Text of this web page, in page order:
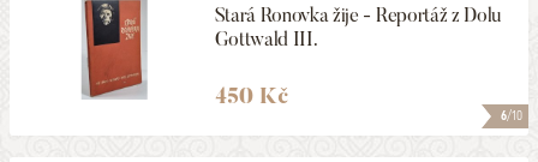
6/10
Stará Ronovka žije - Reportáž z Dolu
Gottwald III.
450 Kč